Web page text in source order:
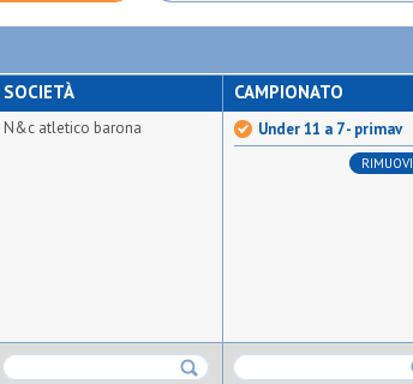
SOCIETÀ
N&c atletico barona
CAMPIONATO
Under 11 a 7 - primav
RIMUOVI